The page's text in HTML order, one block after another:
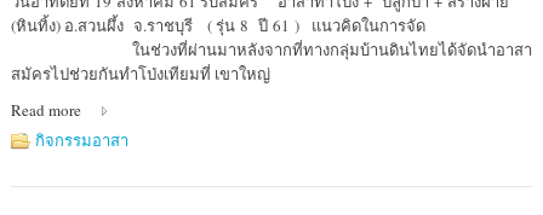
:
พิทักษ์
หนอง
ยาว
(หินทิ้ง) อ.สวนผึ้ง จ.ราชบุรี ( รุ่น 8 ปี 61 ) แนวคิดในการจัด
ในช่วงที่ผ่านมาหลังจากที่ทางกลุ่มบ้านดินไทยได้จัดนำอาสา
สมัครไปช่วยกันทำโป่งเทียมที่ เขาใหญ่
Read more
กิจกรรมอาสา